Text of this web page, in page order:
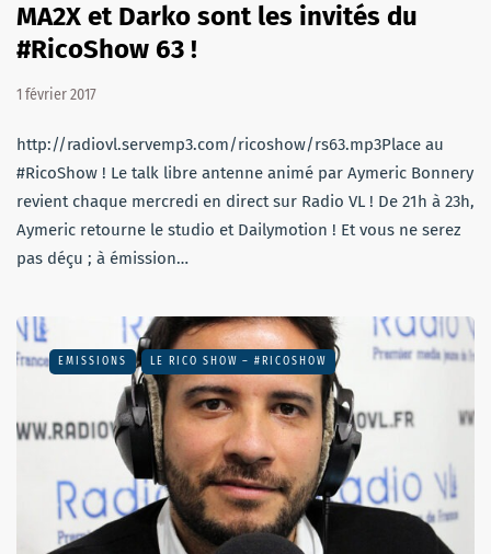
MA2X et Darko sont les invités du
#RicoShow 63 !
1 février 2017
http://radiovl.servemp3.com/ricoshow/rs63.mp3Place au
#RicoShow ! Le talk libre antenne animé par Aymeric Bonnery
revient chaque mercredi en direct sur Radio VL ! De 21h à 23h,
Aymeric retourne le studio et Dailymotion ! Et vous ne serez
pas déçu ; à émission…
EMISSIONS LE RICO SHOW – #RICOSHOW